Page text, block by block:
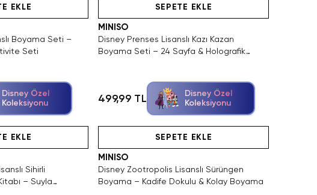
EKLE
Boyama Seti –
Seti
Disney Özel
Koleksiyonu
SEPETE EKLE
MINISO
Disney Prenses Lisanslı Kazı Kazan
Boyama Seti – 24 Sayfa & Holografik
499,99 TL
Disney Özel
Koleksiyonu
EKLE
Sihirli
– Suyla
SEPETE EKLE
MINISO
Disney Zootropolis Lisanslı Sürüngen
Boyama – Kadife Dokulu & Kolay Boyama